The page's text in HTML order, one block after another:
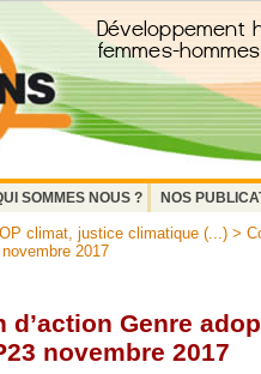
SOMMES NOUS ?
NOS
climat, justice climatique (...) >
2017
d’action Genre
novembre 2017